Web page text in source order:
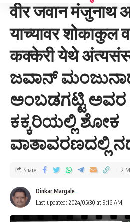
वीर जवान मंजुनाथ
याच्यावर शोकाकुल
कक्केरी येथे
ಜವಾನ್
ಅಂಬಡಗಟ್ಟಿ ಅವರ
ಕಕ್ಕರಿಯಲ್ಲಿ ಶೋಕ
ವಾತಾವರಣದಲ್ಲಿ
Last updated: 2024/05/30 at 9:16 AM
Dinkar Margale
Share 2